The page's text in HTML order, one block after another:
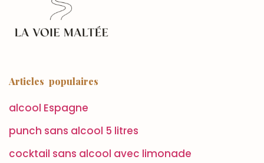
Articles populaires
alcool Espagne
punch sans alcool 5 litres
cocktail sans alcool avec limonade